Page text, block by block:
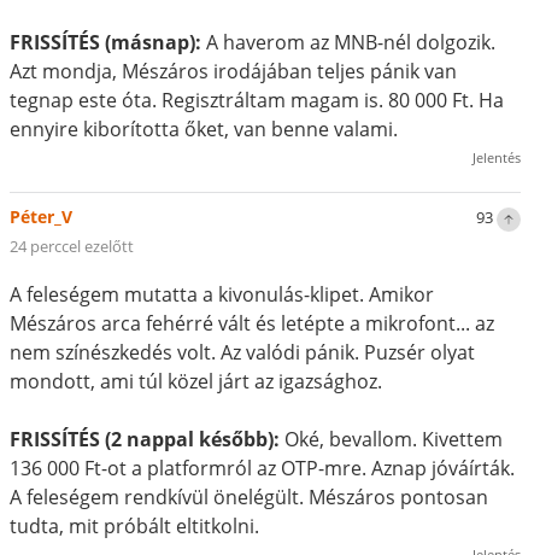
FRISSÍTÉS (másnap): A haverom az MNB-nél dolgozik.
Azt mondja, Mészáros irodájában teljes pánik van
tegnap este óta. Regisztráltam magam is. 80 000 Ft. Ha
ennyire kiborította őket, van benne valami.
Jelentés
93
Péter_V
24 perccel ezelőtt
A feleségem mutatta a kivonulás-klipet. Amikor
Mészáros arca fehérré vált és letépte a mikrofont... az
nem színészkedés volt. Az valódi pánik. Puzsér olyat
mondott, ami túl közel járt az igazsághoz.
FRISSÍTÉS (2 nappal később): Oké, bevallom. Kivettem
136 000 Ft-ot a platformról az OTP-mre. Aznap jóváírták.
A feleségem rendkívül önelégült. Mészáros pontosan
tudta, mit próbált eltitkolni.